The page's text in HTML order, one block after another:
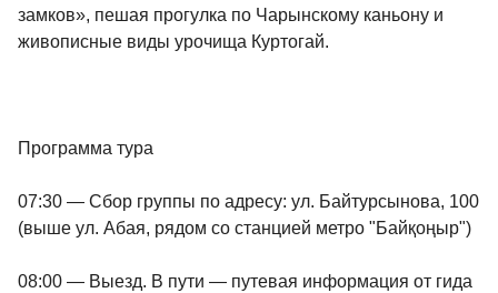
замков», пешая прогулка по Чарынскому каньону и
живописные виды урочища Куртогай.
Программа тура
07:30 — Сбор группы по адресу: ул. Байтурсынова, 100
(выше ул. Абая, рядом со станцией метро "Байқоңыр")
08:00 — Выезд. В пути — путевая информация от гида